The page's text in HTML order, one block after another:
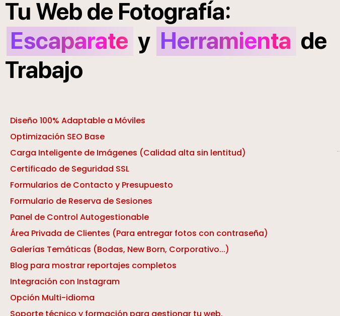
Tu Web de Fotografía:
Escaparate y Herramienta de
Trabajo
Diseño 100% Adaptable a Móviles
Optimización SEO Base
Carga Inteligente de Imágenes (Calidad alta sin lentitud)
Certificado de Seguridad SSL
Formularios de Contacto y Presupuesto
Formulario de Reserva de Sesiones
Panel de Control Autogestionable
Área Privada de Clientes (Para entregar fotos con contraseña)
Galerías Temáticas (Bodas, New Born, Corporativo...)
Blog para mostrar reportajes completos
Integración con Instagram
Opción Multi-idioma
Soporte técnico y formación para gestionar tu web.